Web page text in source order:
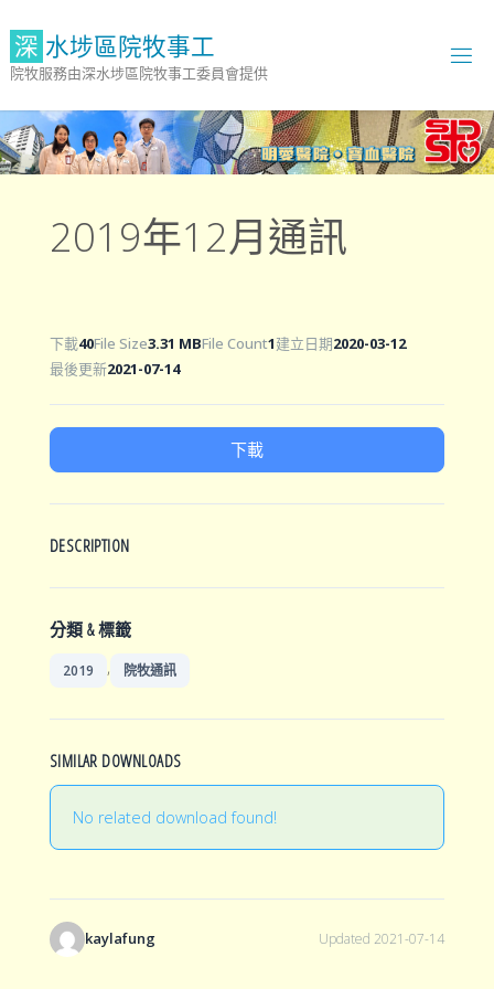
content
深 水埗區院牧事工
院牧服務由深水埗區院牧事工委員會提供
2019年12月通訊
下載40File Size3.31 MBFile Count1建立日期2020-03-12
最後更新2021-07-14
下載
DESCRIPTION
分類 & 標籤
2019 , 院牧通訊
SIMILAR DOWNLOADS
No related download found!
kaylafung Updated 2021-07-14